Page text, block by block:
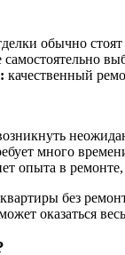
обычно
качественный
много
опыта в
без
оказаться